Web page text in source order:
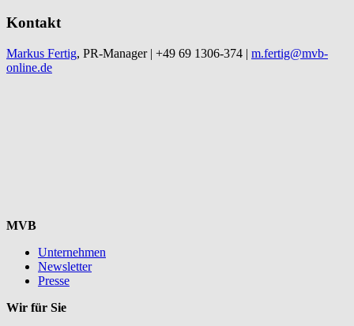
Kontakt
Markus Fertig, PR-Manager | +49 69 1306-374 | m.fertig@mvb-
online.de
MVB
Unternehmen
Newsletter
Presse
Wir für Sie